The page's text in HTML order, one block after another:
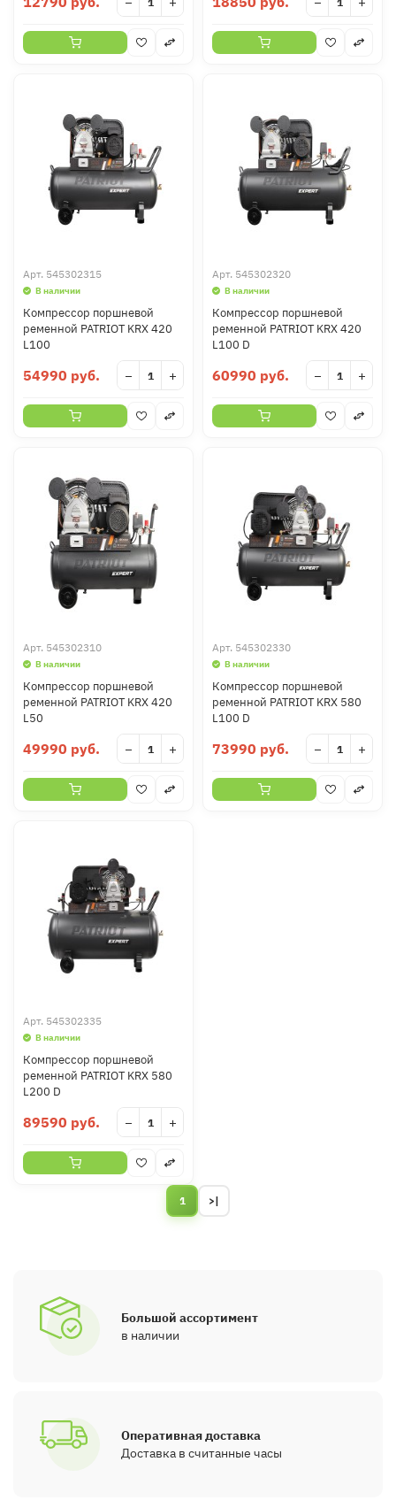
Арт. 545302315
В наличии
Компрессор поршневой
ременной PATRIOT KRX 420
L100
54990 руб. − +
Арт. 545302320
В наличии
Компрессор поршневой
ременной PATRIOT KRX 420
L100 D
60990 руб. − +
Арт. 545302310
В наличии
Компрессор поршневой
ременной PATRIOT KRX 420
L50
49990 руб. − +
Арт. 545302330
В наличии
Компрессор поршневой
ременной PATRIOT KRX 580
L100 D
73990 руб. − +
Арт. 545302335
В наличии
Компрессор поршневой
ременной PATRIOT KRX 580
L200 D
89590 руб. − +
1 >|
Большой ассортимент
в наличии
Оперативная доставка
Доставка в считанные часы